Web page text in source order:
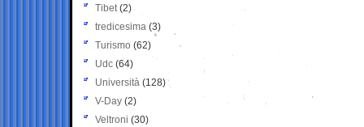
Tibet(2)
tredicesima (3)
Turismo (62)
Udc (64)
Università (128)
V-Day (2)
Veltroni (30)